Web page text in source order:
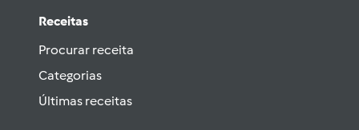
Receitas
Procurar receita
Categorias
Últimas receitas